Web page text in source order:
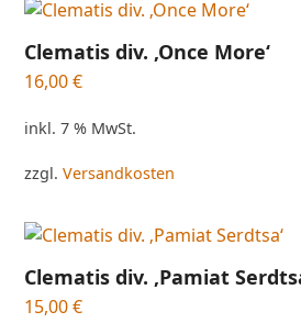
Clematis div. ‚Once More‘
16,00€
inkl. 7 % MwSt.
zzgl.Versandkosten
Clematis div. ‚Pamiat
15,00€